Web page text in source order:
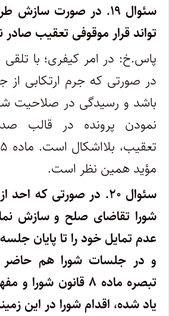
سئوال ۱۹.
در صورت سازش
تواند قرار موقوفی تعقیب صادر
پاس.خ: در امر کیفری؛ با
در صورتی که جرم ارتکابی از
باشد و رسیدگی در صلاحیت
نمودن پرونده در قالب
مؤید همین نظر است.
سئوال ۲۰.
در صورتی که احد
شورا تقاضای صلح و سازش
عدم تمایل خود را تا پایان جلسه
و در جلسات شورا هم حاضر
تبصره ماده ۸ قانون
یاد شده، اقدام شورا در این